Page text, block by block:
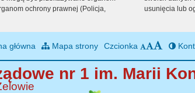
ochrony prawnej (Policja,
usunięcia lub
główna Mapa strony Czcionka
nr 1 im. Marii